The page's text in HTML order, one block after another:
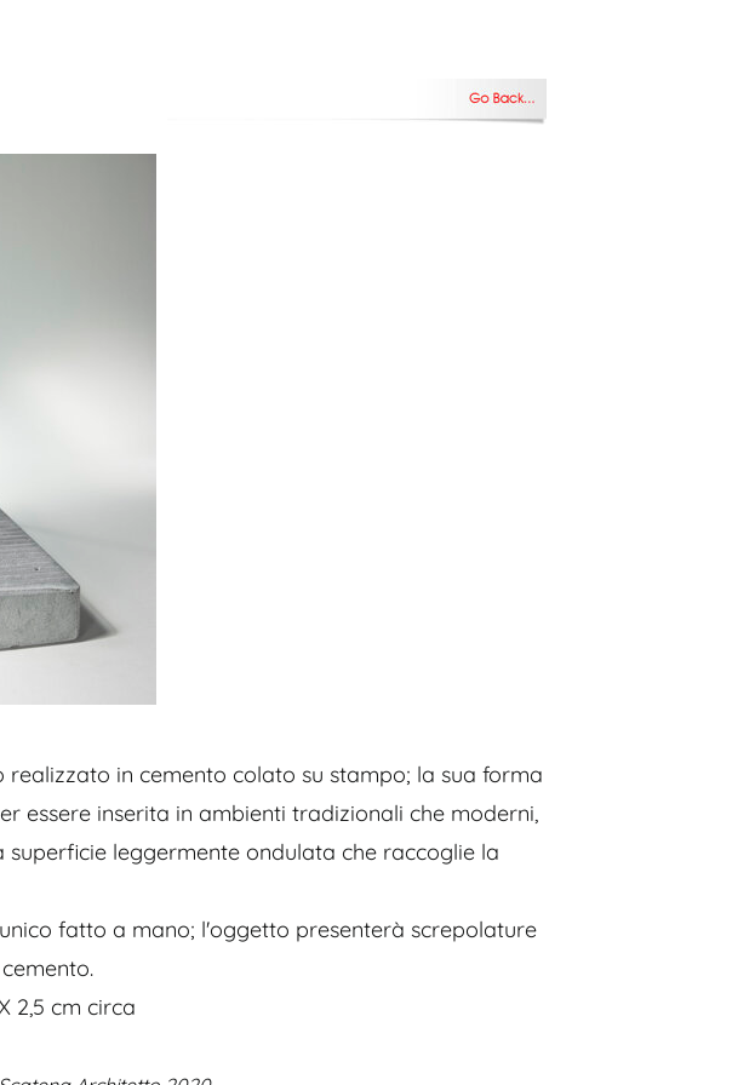
realizzato in cemento colato su stampo; la sua forma
essere inserita in ambienti tradizionali che moderni,
leggermente ondulata che raccoglie la
fatto a mano; l'oggetto presenterà screpolature
2,5 cm circa